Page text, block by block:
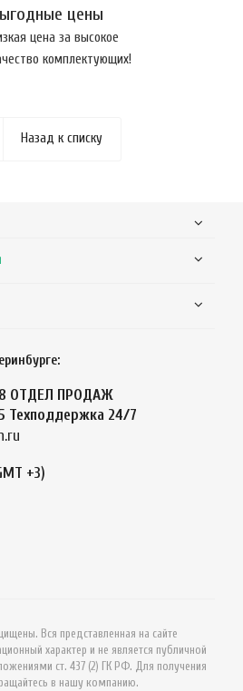
цены
цена за высокое
комплектующих!
Назад к списку
ОТДЕЛ ПРОДАЖ
Техподдержка 24/7
+3)
Вся представленная на сайте
характер и не является публичной
ст. 437 (2) ГК РФ. Для получения
в нашу компанию.